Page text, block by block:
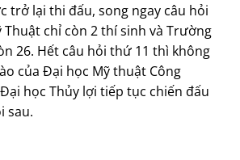
trở lại thi đấu, song ngay câu hỏi
chỉ còn 2 thí sinh và Trường
26. Hết câu hỏi thứ 11 thì không
của Đại học Mỹ thuật Công
học Thủy lợi tiếp tục chiến đấu
sau.